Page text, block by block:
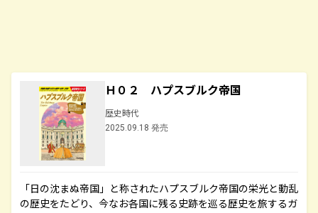
Ｈ０２ ハプスブルク帝国
歴史時代
2025.09.18 発売
「日の沈まぬ帝国」と称されたハプスブルク帝国の栄光と動乱
の歴史をたどり、今なお各国に残る史跡を巡る歴史を旅するガ